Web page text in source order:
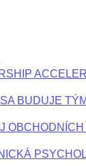
BUDUJE